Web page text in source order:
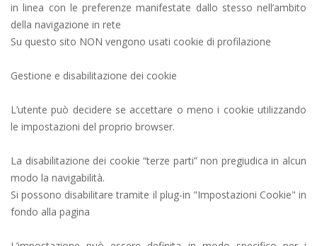
in linea con le preferenze manifestate dallo stesso nell’ambito
della navigazione in rete
Su questo sito NON vengono usati cookie di profilazione
Gestione e disabilitazione dei cookie
L’utente può decidere se accettare o meno i cookie utilizzando
le impostazioni del proprio browser.
La disabilitazione dei cookie “terze parti” non pregiudica in alcun
modo la navigabilità.
Si possono disabilitare tramite il plug-in "Impostazioni Cookie" in
fondo alla pagina